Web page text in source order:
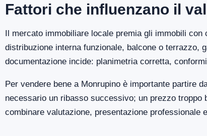
Fattori che influenzano il
Il mercato immobiliare locale premia gli immobili
distribuzione interna funzionale, balcone o terrazzo,
documentazione incide: planimetria corretta,
Per vendere bene a Monrupino è importante partire
necessario un ribasso successivo; un prezzo
combinare valutazione, presentazione professionale